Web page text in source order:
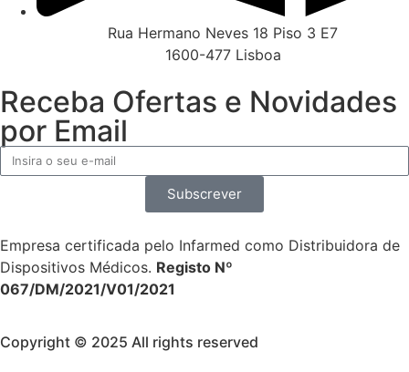
Rua Hermano Neves 18 Piso 3 E7
1600-477 Lisboa
Receba Ofertas e Novidades
por Email
Subscrever
Empresa certificada pelo Infarmed como Distribuidora de
Dispositivos Médicos. Registo Nº
067/DM/2021/V01/2021
Copyright © 2025 All rights reserved